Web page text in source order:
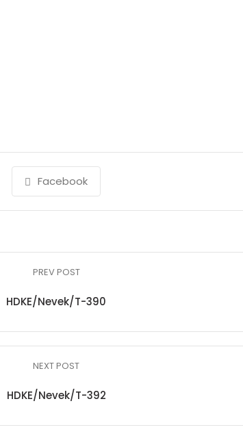
Facebook
PREV POST
HDKE/Nevek/T-390
NEXT POST
HDKE/Nevek/T-392